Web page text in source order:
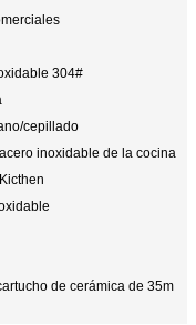
304#
cepillado
inoxidable de la cocina
de cerámica de 35m